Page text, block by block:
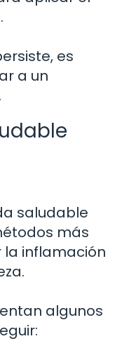
es
a un
saludable
más
la inflamación
algunos